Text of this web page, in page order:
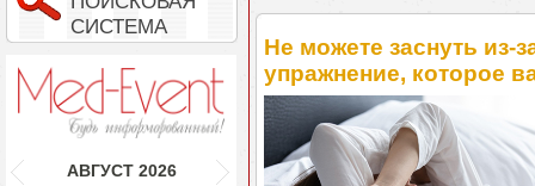
СИСТЕМА
АВГУСТ 2026
Не можете заснуть из-
упражнение, которое